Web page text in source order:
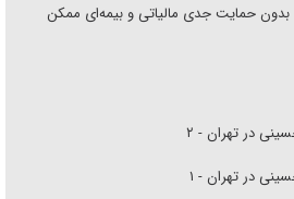
بدون حمایت جدی مالیاتی و بیمه‌ای ممکن
در تهران - ۲
در تهران - ۱